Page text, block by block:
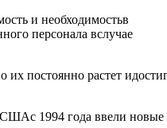
и необходимостьв
персонала вслучае
постоянно растет
1994 года ввели новые